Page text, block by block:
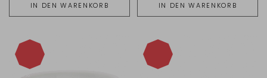
IN DEN WARENKORB IN DEN WARENKORB